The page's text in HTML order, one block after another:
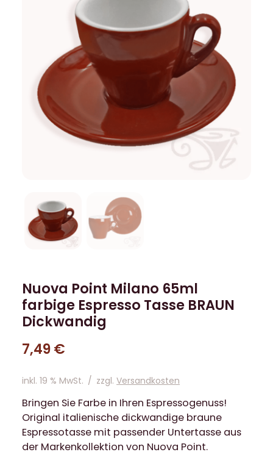
Nuova Point Milano 65ml
farbige Espresso Tasse BRAUN
Dickwandig
7,49€
inkl. 19 % MwSt. / zzgl.Versandkosten
Bringen Sie Farbe in Ihren Espressogenuss!
Original italienische dickwandige braune
Espressotasse mit passender Untertasse aus
der Markenkollektion von Nuova Point.